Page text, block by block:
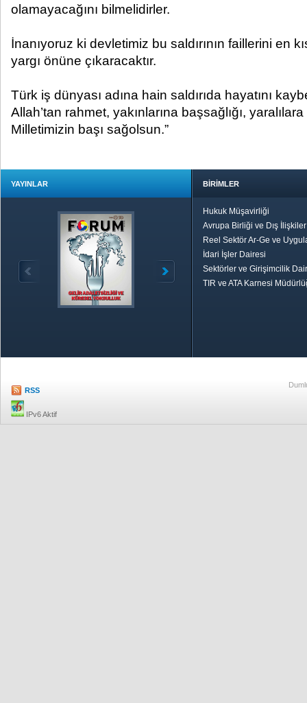
olamayacağını bilmelidirler.
İnanıyoruz ki devletimiz bu saldırının faillerini en
yargı önüne çıkaracaktır.
Türk iş dünyası adına hain saldırıda hayatını
Allah’tan rahmet, yakınlarına başsağlığı,
Milletimizin başı sağolsun.”
YAYINLAR BİRİMLER
Hukuk Müşavirliği
Avrupa Birliği ve Dış
Reel Sektör Ar-Ge ve
İdari İşler Dairesi
Sektörler ve Girişimcilik
TIR ve ATA Karnesi
RSS
IPv6 Aktif